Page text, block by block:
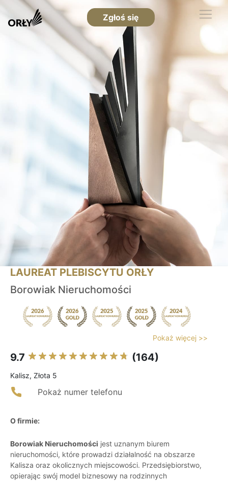
Zgłoś się
LAUREAT PLEBISCYTU ORŁY
Borowiak Nieruchomości
Pokaż więcej >>
9.7 (164)
Kalisz, Złota 5
Pokaż numer telefonu
O firmie:
Borowiak Nieruchomości jest uznanym biurem
nieruchomości, które prowadzi działalność na obszarze
Kalisza oraz okolicznych miejscowości. Przedsiębiorstwo,
opierając swój model biznesowy na rodzinnych